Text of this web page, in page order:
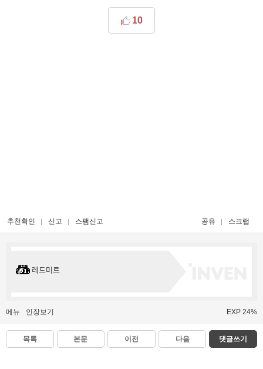
10
추천확인 신고 스팸신고 공유 스크랩
레드미르
메뉴 인장보기 EXP 24%
목록 본문 이전 다음 댓글쓰기